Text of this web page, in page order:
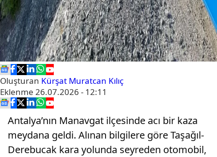
Oluşturan Kürşat Muratcan Kılıç
Eklenme 26.07.2026 - 12:11
Antalya’nın Manavgat ilçesinde acı bir kaza
meydana geldi. Alınan bilgilere göre Taşağıl-
Derebucak kara yolunda seyreden otomobil,